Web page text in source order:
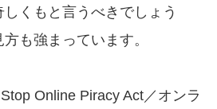
くもと言うべきでしょう
も強まっています。
Online Piracy Act／オンラ